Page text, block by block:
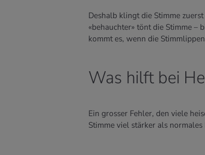
Deshalb klingt die Stimme
«behauchter» tönt die Stimme –
kommt es, wenn die
Was hilft bei
Ein grosser Fehler, den viele
Stimme viel stärker als